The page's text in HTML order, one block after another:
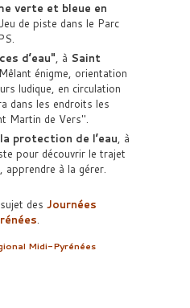
verte et bleue en
de piste dans le Parc
d’eau , à Saint
Mêlant énigme, orientation
ludique, en circulation
dans les endroits les
Martin de Vers .
protection de l’eau, à
pour découvrir le trajet
apprendre à la gérer.
des Journées
.
Midi-Pyrénées